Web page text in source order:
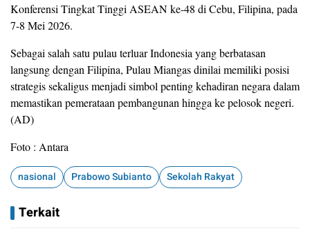
Konferensi Tingkat Tinggi ASEAN ke-48 di Cebu, Filipina, pada
7-8 Mei 2026.
Sebagai salah satu pulau terluar Indonesia yang berbatasan
langsung dengan Filipina, Pulau Miangas dinilai memiliki posisi
strategis sekaligus menjadi simbol penting kehadiran negara dalam
memastikan pemerataan pembangunan hingga ke pelosok negeri.
(AD)
Foto : Antara
nasional Prabowo Subianto Sekolah Rakyat
Terkait